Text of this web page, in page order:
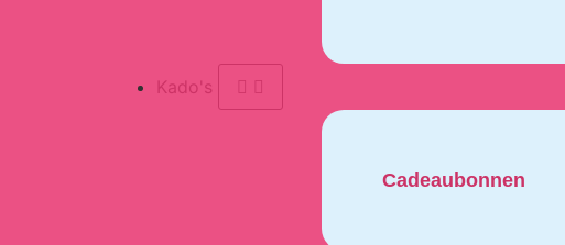
Kado's
Cadeaubonnen